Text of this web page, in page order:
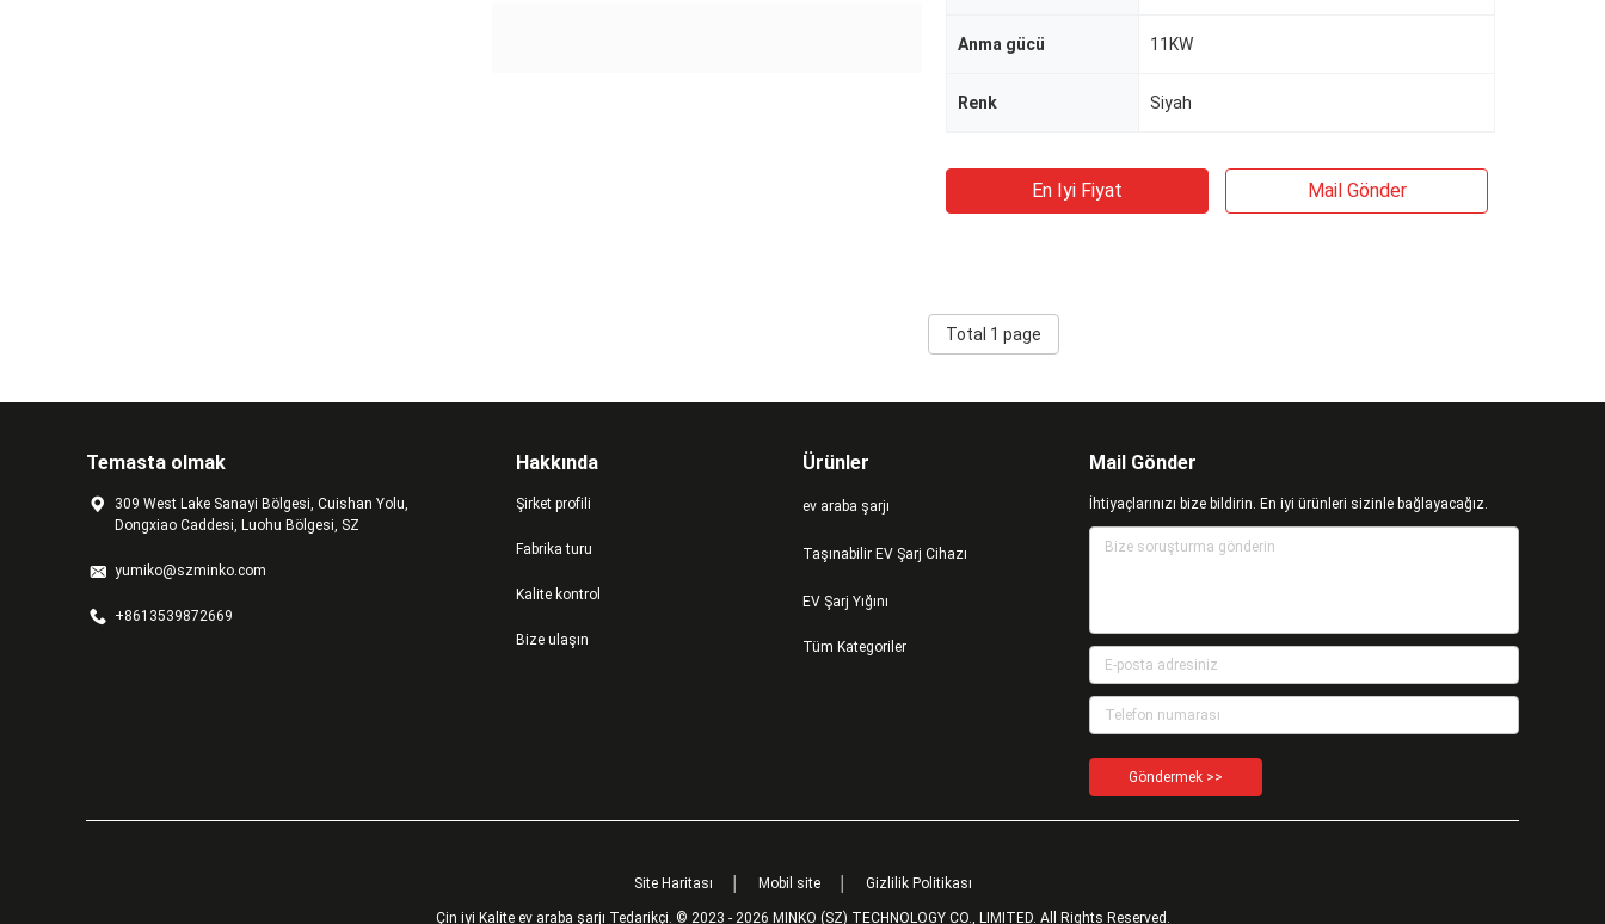
Anma gücü 11KW
Renk Siyah
En Iyi Fiyat Mail Gönder
Total 1 page
Temasta olmak
309 West Lake Sanayi Bölgesi, Cuishan Yolu,
Dongxiao Caddesi, Luohu Bölgesi, SZ
yumiko@szminko.com
+8613539872669
Hakkında
Şirket profili
Fabrika turu
Kalite kontrol
Bize ulaşın
Ürünler
ev araba şarjı
Taşınabilir EV Şarj Cihazı
EV Şarj Yığını
Tüm Kategoriler
Mail Gönder
İhtiyaçlarınızı bize bildirin. En iyi ürünleri sizinle bağlayacağız.
Göndermek >>
Site Haritası Mobil site Gizlilik Politikası
Çin iyi Kalite ev araba şarjı Tedarikçi. © 2023 - 2026 MINKO (SZ) TECHNOLOGY CO., LIMITED. All Rights Reserved.